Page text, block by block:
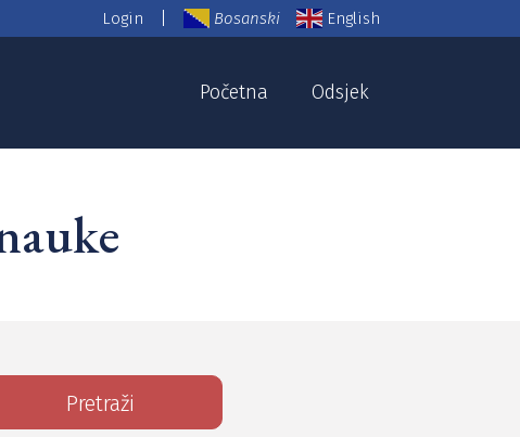
Login Bosanski English
Početna Odsjek